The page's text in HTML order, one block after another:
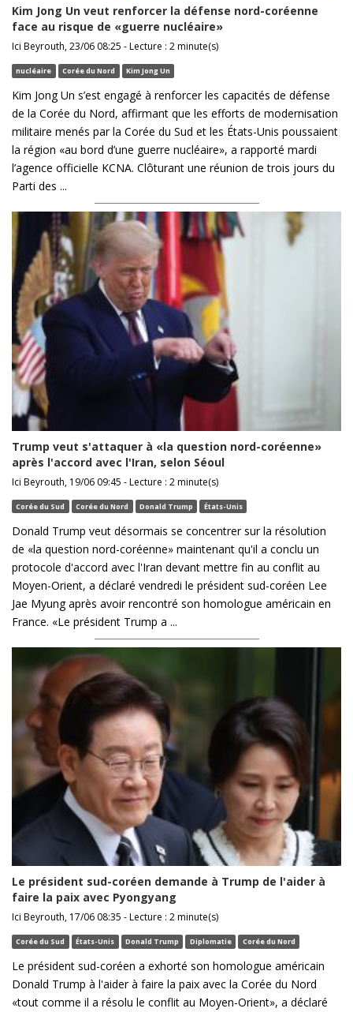
Kim Jong Un veut renforcer la défense nord-coréenne
face au risque de «guerre nucléaire»
Ici Beyrouth, 23/06 08:25 - Lecture : 2 minute(s)
nucléaire Corée du Nord Kim Jong Un
Kim Jong Un s’est engagé à renforcer les capacités de défense
de la Corée du Nord, affirmant que les efforts de modernisation
militaire menés par la Corée du Sud et les États-Unis poussaient
la région «au bord d’une guerre nucléaire», a rapporté mardi
l’agence officielle KCNA. Clôturant une réunion de trois jours du
Parti des ...
Trump veut s'attaquer à «la question nord-coréenne»
après l'accord avec l'Iran, selon Séoul
Ici Beyrouth, 19/06 09:45 - Lecture : 2 minute(s)
Corée du Sud Corée du Nord Donald Trump États-Unis
Donald Trump veut désormais se concentrer sur la résolution
de «la question nord-coréenne» maintenant qu'il a conclu un
protocole d'accord avec l'Iran devant mettre fin au conflit au
Moyen-Orient, a déclaré vendredi le président sud-coréen Lee
Jae Myung après avoir rencontré son homologue américain en
France. «Le président Trump a ...
Le président sud-coréen demande à Trump de l'aider à
faire la paix avec Pyongyang
Ici Beyrouth, 17/06 08:35 - Lecture : 2 minute(s)
Corée du Sud États-Unis Donald Trump Diplomatie Corée du Nord
Le président sud-coréen a exhorté son homologue américain
Donald Trump à l'aider à faire la paix avec la Corée du Nord
«tout comme il a résolu le conflit au Moyen-Orient», a déclaré